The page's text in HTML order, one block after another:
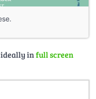
ideally infull screen